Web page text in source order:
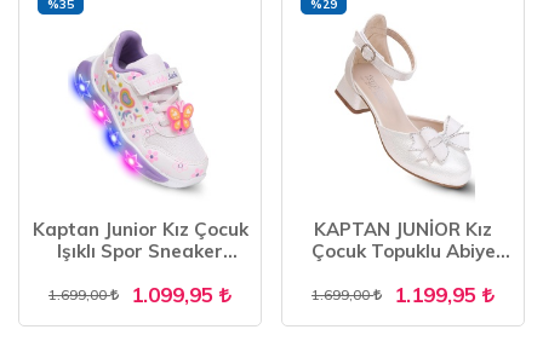
Kaptan Junior Kız Çocuk
Işıklı Spor Sneaker
PTJCK 700
1.699,00 1.099,95
%35
KAPTAN JUNİOR Kız
Çocuk Topuklu Abiye
1.699,00 1.199,95
%29